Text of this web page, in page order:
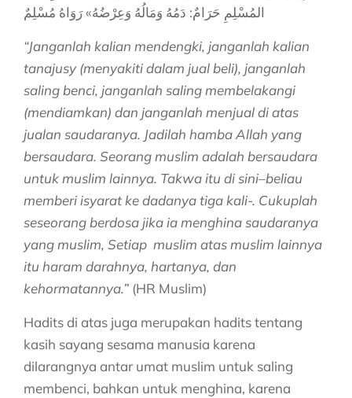
المُسْلِمِ حَرَامٌ: دَمُهُ وَمَالُهُ وَعِرْضُهُ» رَوَاهُ مُسْلِمٌ
“Janganlah kalian mendengki, janganlah kalian
tanajusy (menyakiti dalam jual beli), janganlah
saling benci, janganlah saling membelakangi
(mendiamkan) dan janganlah menjual di atas
jualan saudaranya. Jadilah hamba Allah yang
bersaudara. Seorang muslim adalah bersaudara
untuk muslim lainnya. Takwa itu di sini–beliau
memberi isyarat ke dadanya tiga kali-. Cukuplah
seseorang berdosa jika ia menghina saudaranya
yang muslim, Setiap muslim atas muslim lainnya
itu haram darahnya, hartanya, dan
kehormatannya.” (HR Muslim)
Hadits di atas juga merupakan hadits tentang
kasih sayang sesama manusia karena
dilarangnya antar umat muslim untuk saling
membenci, bahkan untuk menghina, karena